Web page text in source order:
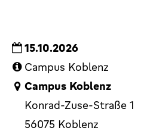
15.10.2026
Campus Koblenz
Campus Koblenz
Konrad-Zuse-Straße 1
56075 Koblenz